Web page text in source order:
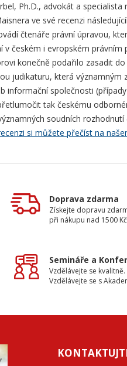
Ph.D., advokát a
ve své recenzi
čtenáře právní úpravou,
v českém i evropském právním
konečně podařilo zasadit
judikaturu, která významným
informační společnosti
tak českému
soudních
si můžete přečíst na
Doprava zdarma
Získejte dopravu
při nákupu nad 1500
Semináře a
Vzdělávejte se kvalitně.
Vzdělávejte se s